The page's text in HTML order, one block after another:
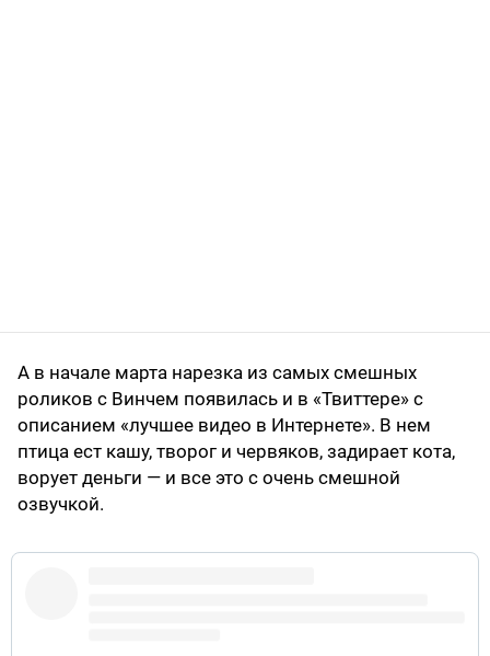
А в начале марта нарезка из самых смешных
роликов с Винчем появилась и в «Твиттере» с
описанием «лучшее видео в Интернете». В нем
птица ест кашу, творог и червяков, задирает кота,
ворует деньги — и все это с очень смешной
озвучкой.